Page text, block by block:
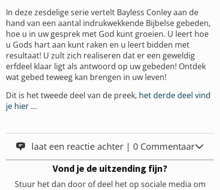
In deze zesdelige serie vertelt Bayless Conley aan de
hand van een aantal indrukwekkende Bijbelse gebeden,
hoe u in uw gesprek met God kunt groeien. U leert hoe
u Gods hart aan kunt raken en u leert bidden met
resultaat! U zult zich realiseren dat er een geweldig
erfdeel klaar ligt als antwoord op uw gebeden! Ontdek
wat gebed teweeg kan brengen in uw leven!
Dit is het tweede deel van de preek, het derde deel vind
je hier …
laat een reactie achter | 0 Commentaar
Vond je de uitzending fijn?
Stuur het dan door of deel het op sociale media om